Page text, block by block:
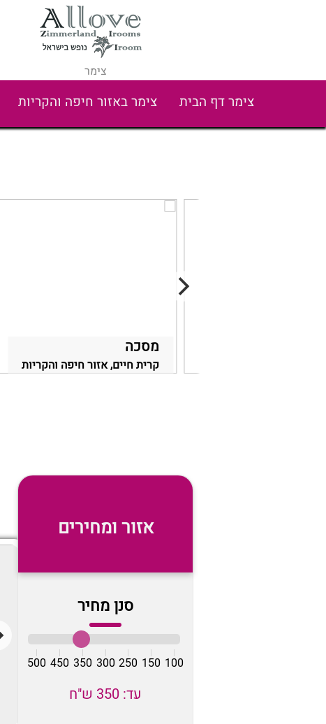
צימר
צימר דף הבית צימר באזור חיפה והקריות
מסכה
קרית חיים, אזור חיפה והקריות
אזור ומחירים
סנן מחיר
100
150
250
300
350
450
500
עד: 350 ש"ח